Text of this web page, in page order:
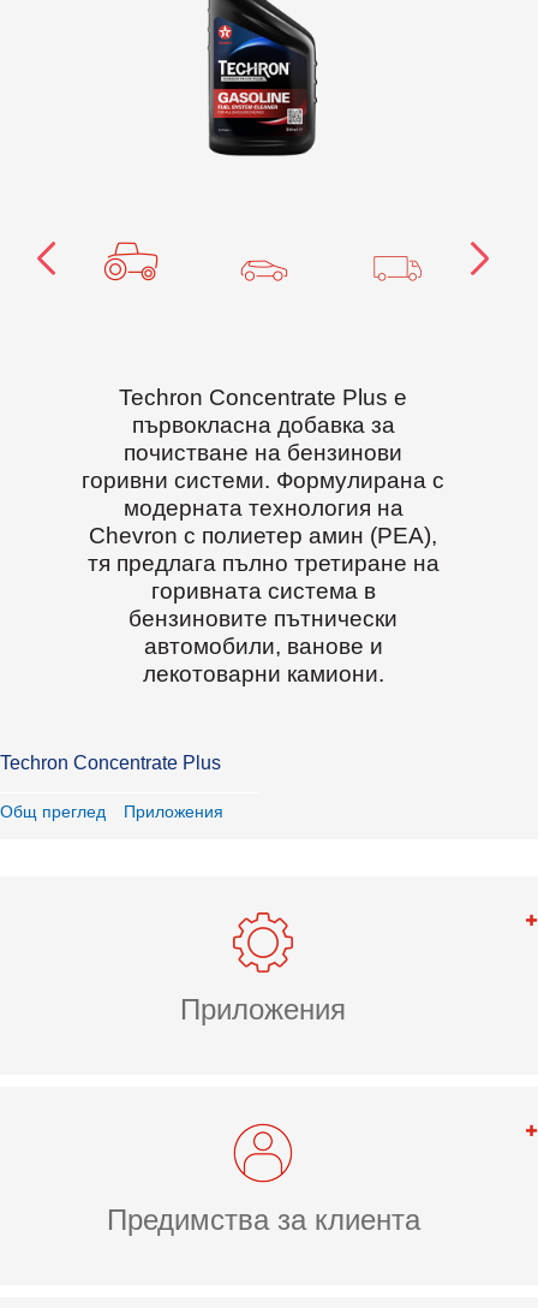
Techron Concentrate Plus е
първокласна добавка за
почистване на бензинови
горивни системи. Формулирана с
модерната технология на
Chevron с полиетер амин (PEA),
тя предлага пълно третиране на
горивната система в
бензиновите пътнически
автомобили, ванове и
лекотоварни камиони.
Techron Concentrate Plus
Общ преглед Приложения
Приложения
Предимства за клиента